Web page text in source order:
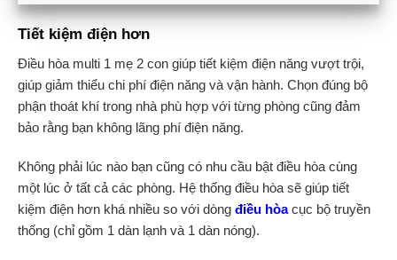
Tiết kiệm điện hơn
Điều hòa multi 1 mẹ 2 con giúp tiết kiệm điện năng vượt trội,
giúp giảm thiểu chi phí điện năng và vận hành. Chọn đúng bộ
phận thoát khí trong nhà phù hợp với từng phòng cũng đảm
bảo rằng bạn không lãng phí điện năng.
Không phải lúc nào bạn cũng có nhu cầu bật điều hòa cùng
một lúc ở tất cả các phòng. Hệ thống điều hòa sẽ giúp tiết
kiệm điện hơn khá nhiều so với dòng điều hòacục bộ truyền
thống (chỉ gồm 1 dàn lạnh và 1 dàn nóng).